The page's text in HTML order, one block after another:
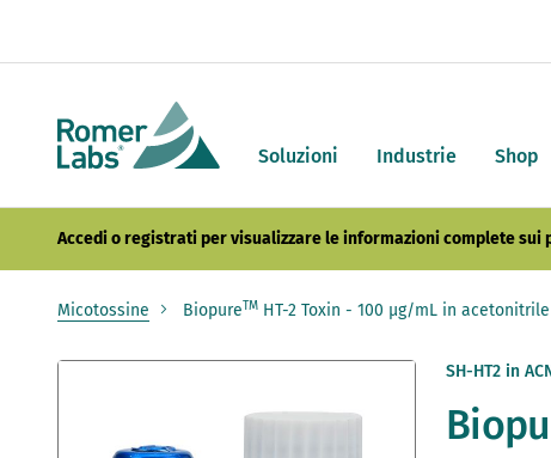
Soluzioni Industrie Shop
Accedi o registrati per visualizzare le informazioni complete
Micotossine BiopureTM HT-2 Toxin - 100 µg/mL in acetonitrile
Vai
SH-HT2 in